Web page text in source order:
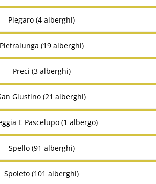
Piegaro (4 alberghi)
Pietralunga (19 alberghi)
Preci (3 alberghi)
Giustino (21 alberghi)
E Pascelupo (1 albergo)
Spello (91 alberghi)
Spoleto (101 alberghi)